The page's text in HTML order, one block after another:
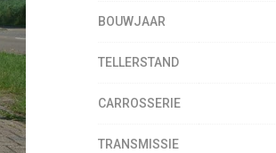
BOUWJAAR
TELLERSTAND
CARROSSERIE
TRANSMISSIE